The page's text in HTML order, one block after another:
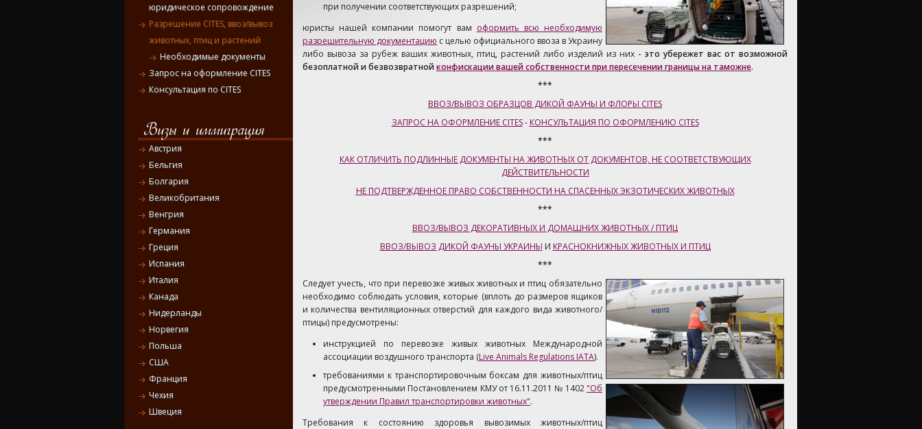
юридическое сопровождение
Разрешение CITES, ввоз/вывоз
животных, птиц и растений
Необходимые документы
Запрос на оформление CITES
Консультация по CITES
Австрия
Бельгия
Болгария
Великобритания
Венгрия
Германия
Греция
Испания
Италия
Канада
Нидерланды
Норвегия
Польша
США
Франция
Чехия
Швеция
при получении соответствующих разрешений;
юристы нашей компании помогут вам оформить всю необходимую
разрешительную документацию с целью официального ввоза в Украину
либо вывоза за рубеж ваших животных, птиц, растений либо изделий из них - это убережет вас от возможной
безоплатной и безвозвратной конфискации вашей собственности при пересечении границы на таможне.
***
ВВОЗ/ВЫВОЗ ОБРАЗЦОВ ДИКОЙ ФАУНЫ И ФЛОРЫ CITES
ЗАПРОС НА ОФОРМЛЕНИЕ CITES- КОНСУЛЬТАЦИЯ ПО ОФОРМЛЕНИЮ CITES
***
КАК ОТЛИЧИТЬ ПОДЛИННЫЕ ДОКУМЕНТЫ НА ЖИВОТНЫХ ОТ ДОКУМЕНТОВ, НЕ СООТВЕТСТВУЮЩИХ
ДЕЙСТВИТЕЛЬНОСТИ
НЕ ПОДТВЕРЖДЕННОЕ ПРАВО СОБСТВЕННОСТИ НА СПАСЕННЫХ ЭКЗОТИЧЕСКИХ ЖИВОТНЫХ
***
ВВОЗ/ВЫВОЗ ДЕКОРАТИВНЫХ И ДОМАШНИХ ЖИВОТНЫХ / ПТИЦ
ВВОЗ/ВЫВОЗ ДИКОЙ ФАУНЫ УКРАИНЫ И КРАСНОКНИЖНЫХ ЖИВОТНЫХ И ПТИЦ
***
Следует учесть, что при перевозке живых животных и птиц обязательно
необходимо соблюдать условия, которые (вплоть до размеров ящиков
и количества вентиляционных отверстий для каждого вида животного/
птицы) предусмотрены:
инструкцией по перевозке живых животных Международной
ассоциации воздушного транспорта (Live Animals Regulations IATA).
требованиями к транспортировочным боксам для животных/птиц
предусмотренными Постановлением КМУ от 16.11.2011 № 1402 "Об
утверждении Правил транспортировки животных".
Требования к состоянию здоровья вывозимых животных/птиц